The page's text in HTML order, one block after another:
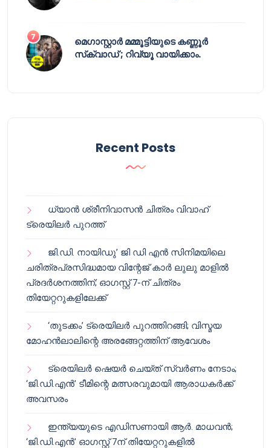
മെഗാസ്റ്റാർ മമ്മൂട്ടിയുടെ കണ്ണൂർ
സ്‌ക്വാഡ് ; റിവ്യൂ വായിക്കാം.
Recent Posts
ധ്യാൻ ശ്രീനിവാസൻ ചിത്രം വിവാഹ്
ട്രെയിലർ പുറത്ത്
ജി.ഡി. നായിഡു’ ജി ഡി എൻ സിനിമയിലെ
ചരിത്രപ്രസിദ്ധമായ വിന്റേജ് കാർ ലുലു മാളിൽ
പ്രദർശനത്തിന്; ഓഗസ്റ്റ് 7-ന് ചിത്രം
തിയേറ്ററുകളിലേക്ക്
‘തുടക്കം’ ട്രെയിലർ പുറത്തിറങ്ങി; വിസ്മയ
മോഹൻലാലിന്റെ അരങ്ങേറ്റത്തിന് ആവേശം
ട്രെയിലർ ഷെയർ ചെയ്‌ത് സ്വർണം നേടാം;
‘ജി.ഡി.എൻ’ ടീമിന്റെ മത്സരവുമായി ആരാധകർക്ക്
അവസരം
ഇന്ത്യയുടെ എഡിസണായി ആർ. മാധവൻ;
‘ജി.ഡി.എൻ’ ഓഗസ്റ്റ് 7ന് തിയേറ്ററുകളിൽ